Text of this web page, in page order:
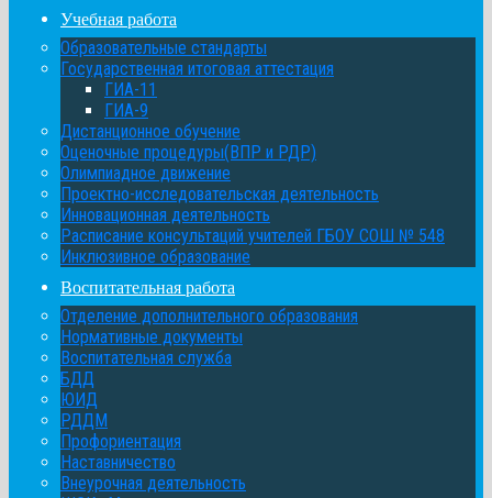
Учебная работа
Образовательные стандарты
Государственная итоговая аттестация
ГИА-11
ГИА-9
Дистанционное обучение
Оценочные процедуры(ВПР и РДР)
Олимпиадное движение
Проектно-исследовательская деятельность
Инновационная деятельность
Расписание консультаций учителей ГБОУ СОШ № 548
Инклюзивное образование
Воспитательная работа
Отделение дополнительного образования
Нормативные документы
Воспитательная служба
БДД
ЮИД
РДДМ
Профориентация
Наставничество
Внеурочная деятельность